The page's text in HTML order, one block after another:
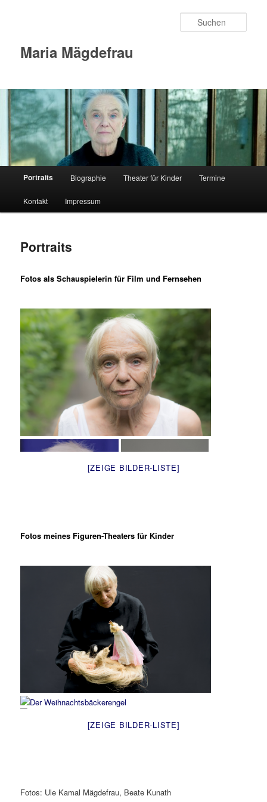
Maria Mägdefrau
HauptmenüPortraits Biographie Theater für Kinder Termine
Kontakt Impressum
Portraits
Fotos als Schauspielerin für Film und Fernsehen
[ZEIGE BILDER-LISTE]
Fotos meines Figuren-Theaters für Kinder
[ZEIGE BILDER-LISTE]
Fotos: Ule Kamal Mägdefrau, Beate Kunath